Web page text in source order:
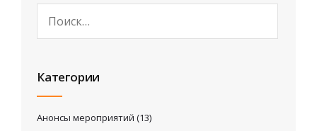
Категории
Анонсы мероприятий (13)